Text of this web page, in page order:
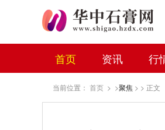
首页 资讯 行
当前位置： 首页 > >聚焦 > > 正文